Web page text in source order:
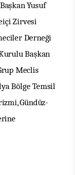
Yusuf
Zirvesi
Derneği
Başkan
Meclis
Bölge Temsil
Gündüz-